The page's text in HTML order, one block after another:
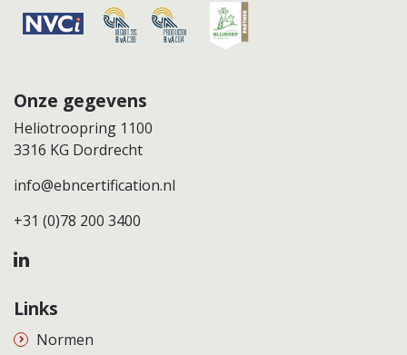
Onze gegevens
Heliotroopring 1100
3316 KG Dordrecht
info@ebncertification.nl
+31 (0)78 200 3400
Links
Normen